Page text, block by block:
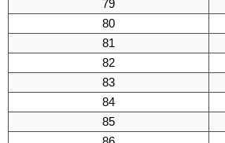
79
80
81
82
83
84
85